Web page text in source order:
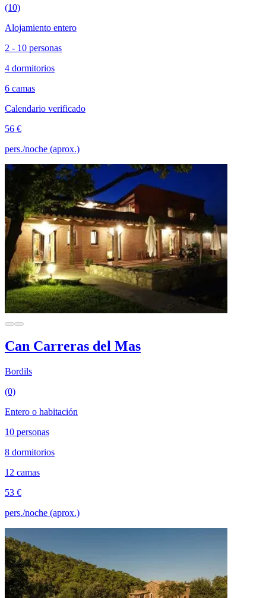
(10)
Alojamiento entero
2 - 10 personas
4 dormitorios
6 camas
Calendario verificado
56 €
pers./noche (aprox.)
Can Carreras del Mas
Bordils
(0)
Entero o habitación
10 personas
8 dormitorios
12 camas
53 €
pers./noche (aprox.)